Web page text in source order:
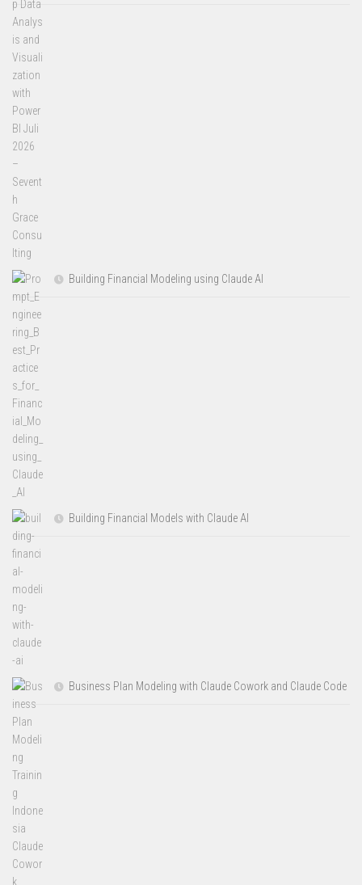
Building Financial Modeling using Claude AI
Building Financial Models with Claude AI
Business Plan Modeling with Claude Cowork and Claude Code